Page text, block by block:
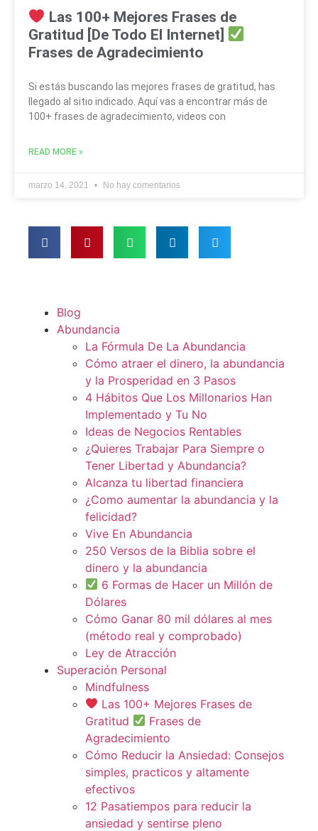
Las 100+ Mejores Frases de
Gratitud [De Todo El Internet]
Frases de Agradecimiento
Si estás buscando las mejores frases de gratitud, has
llegado al sitio indicado. Aquí vas a encontrar más de
100+ frases de agradecimiento, videos con
READ MORE »
marzo 14, 2021 No hay comentarios
Blog
Abundancia
La Fórmula De La Abundancia
Cómo atraer el dinero, la abundancia
y la Prosperidad en 3 Pasos
4 Hábitos Que Los Millonarios Han
Implementado y Tu No
Ideas de Negocios Rentables
¿Quieres Trabajar Para Siempre o
Tener Libertad y Abundancia?
Alcanza tu libertad financiera
¿Como aumentar la abundancia y la
felicidad?
Vive En Abundancia
250 Versos de la Biblia sobre el
dinero y la abundancia
6 Formas de Hacer un Millón de
Dólares
Cómo Ganar 80 mil dólares al mes
(método real y comprobado)
Ley de Atracción
Superación Personal
Mindfulness
Las 100+ Mejores Frases de
Gratitud
Frases de
Agradecimiento
Cómo Reducir la Ansiedad: Consejos
simples, practicos y altamente
efectivos
12 Pasatiempos para reducir la
ansiedad y sentirse pleno